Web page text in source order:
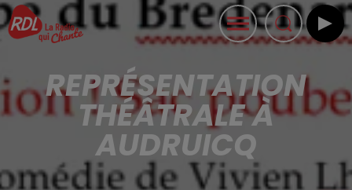
REPRÉSENTATION
THÉÂTRALE À
AUDRUICQ